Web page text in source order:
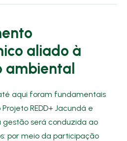
aliado à
ambiental
aqui foram fundamentais
REDD+ Jacundá e
será conduzida ao
por meio da participação